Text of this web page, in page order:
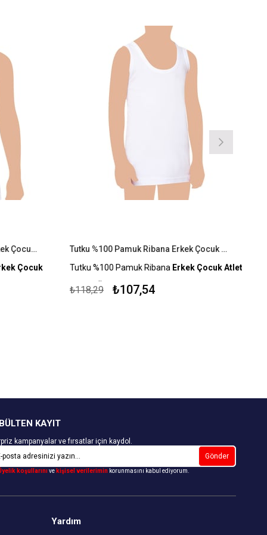
Tutku 6'lı Paket %100 Pamuk Erkek Çocuk Atlet
Çocuk
Tutku %100 Pamuk Ribana Erkek Çocuk Atlet
Tutku %100 Pamuk Ribana Erkek Çocuk Atlet
Kapıda Ödeme Seçeneği
₺107,54
₺118,29
KAYIT
kampanyalar ve fırsatlar için kaydol.
Gönder
koşullarınıve kişisel verileriminkorunmasını kabul ediyorum.
Yardım